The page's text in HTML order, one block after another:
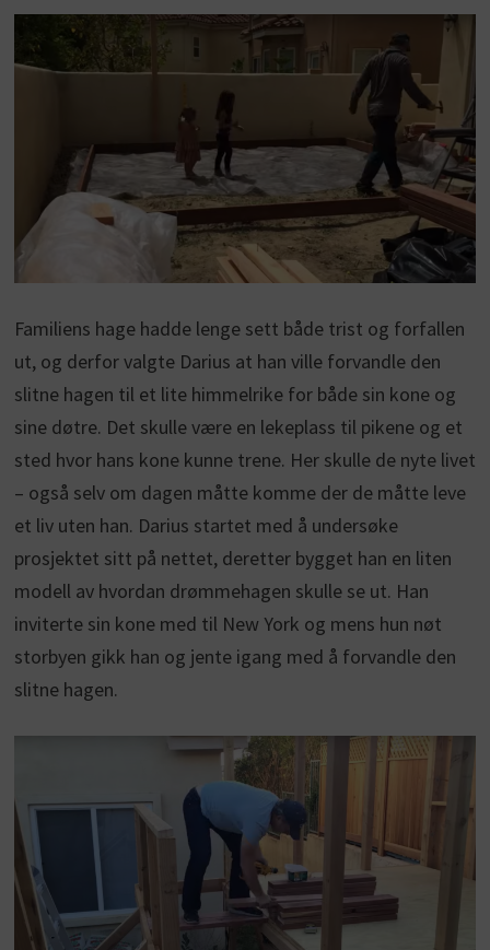
Familiens hage hadde lenge sett både trist og forfallen
ut, og derfor valgte Darius at han ville forvandle den
slitne hagen til et lite himmelrike for både sin kone og
sine døtre. Det skulle være en lekeplass til pikene og et
sted hvor hans kone kunne trene. Her skulle de nyte livet
– også selv om dagen måtte komme der de måtte leve
et liv uten han. Darius startet med å undersøke
prosjektet sitt på nettet, deretter bygget han en liten
modell av hvordan drømmehagen skulle se ut. Han
inviterte sin kone med til New York og mens hun nøt
storbyen gikk han og jente igang med å forvandle den
slitne hagen.